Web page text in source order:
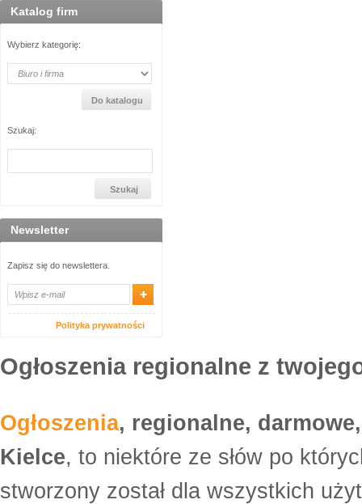
Katalog firm
Wybierz kategorię:
Szukaj:
Newsletter
Zapisz się do newslettera.
Polityka prywatności
Ogłoszenia regionalne z
Ogłoszenia, regionalne,
Kielce, to niektóre ze słów po
stworzony został dla wszystkich